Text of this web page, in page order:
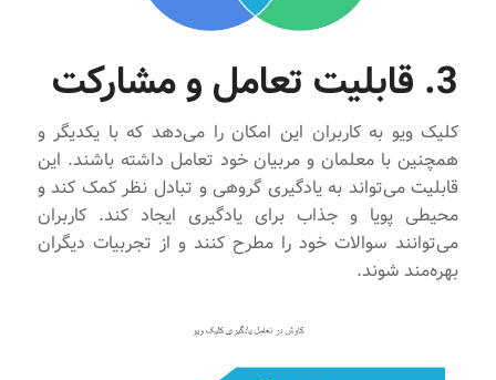
3. قابلیت تعامل و مشارکت
کلیک ویو به کاربران این امکان را می‌دهد که با یکدیگر و
همچنین با معلمان و مربیان خود تعامل داشته باشند. این
قابلیت می‌تواند به یادگیری گروهی و تبادل نظر کمک کند و
محیطی پویا و جذاب برای یادگیری ایجاد کند. کاربران
می‌توانند سوالات خود را مطرح کنند و از تجربیات دیگران
بهره‌مند شوند.